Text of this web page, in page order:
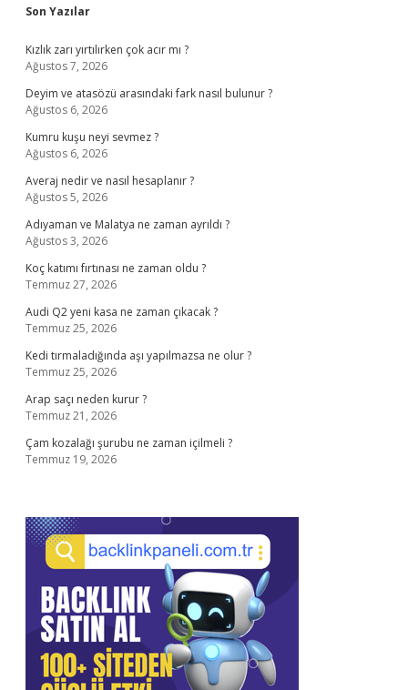
Sidebar
Son Yazılar
Kızlık zarı yırtılırken çok acır mı ?
Ağustos 7, 2026
Deyim ve atasözü arasındaki fark nasıl bulunur ?
Ağustos 6, 2026
Kumru kuşu neyi sevmez ?
Ağustos 6, 2026
Averaj nedir ve nasıl hesaplanır ?
Ağustos 5, 2026
Adıyaman ve Malatya ne zaman ayrıldı ?
Ağustos 3, 2026
Koç katımı fırtınası ne zaman oldu ?
Temmuz 27, 2026
Audi Q2 yeni kasa ne zaman çıkacak ?
Temmuz 25, 2026
Kedi tırmaladığında aşı yapılmazsa ne olur ?
Temmuz 25, 2026
Arap saçı neden kurur ?
Temmuz 21, 2026
Çam kozalağı şurubu ne zaman içilmeli ?
Temmuz 19, 2026